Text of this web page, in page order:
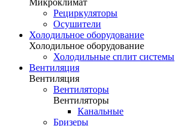
Микроклимат
Рециркуляторы
Осушители
Холодильное оборудование
Холодильное оборудование
Холодильные сплит системы
Вентиляция
Вентиляция
Вентиляторы
Вентиляторы
Канальные
Бризеры